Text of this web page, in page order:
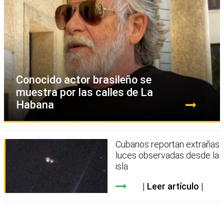
Conocido actor brasileño se
muestra por las calles de La
Habana
Cubanos reportan extrañas
luces observadas desde la
isla
Leer artículo